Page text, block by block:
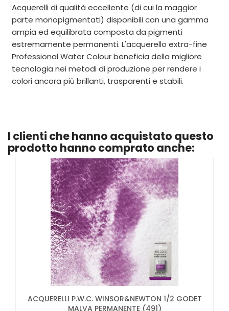
Acquerelli di qualità eccellente (di cui la maggior
parte monopigmentati) disponibili con una gamma
ampia ed equilibrata composta da pigmenti
estremamente permanenti. L'acquerello extra-fine
Professional Water Colour beneficia della migliore
tecnologia nei metodi di produzione per rendere i
colori ancora più brillanti, trasparenti e stabili.
I clienti che hanno acquistato questo
prodotto hanno comprato anche:
ACQUERELLI P.W.C. WINSOR&NEWTON 1/2 GODET
MALVA PERMANENTE (491)